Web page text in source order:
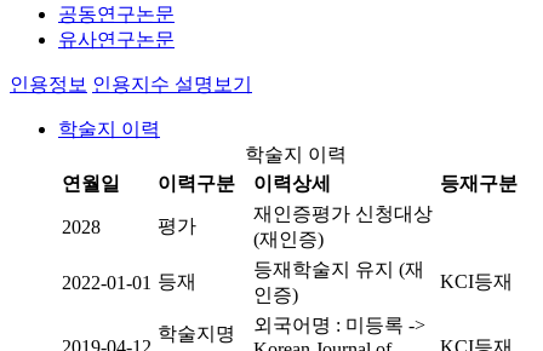
공동연구논문
유사연구논문
인용정보 인용지수 설명보기
학술지 이력
학술지 이력
연월일
이력구분 이력상세 등재구분
2028 평가
재인증평가 신청대상
(재인증)
2022-01-01 등재
등재학술지 유지 (재
인증)
KCI등재
2019-04-12
학술지명
외국어명 : 미등록 ->
KCI등재